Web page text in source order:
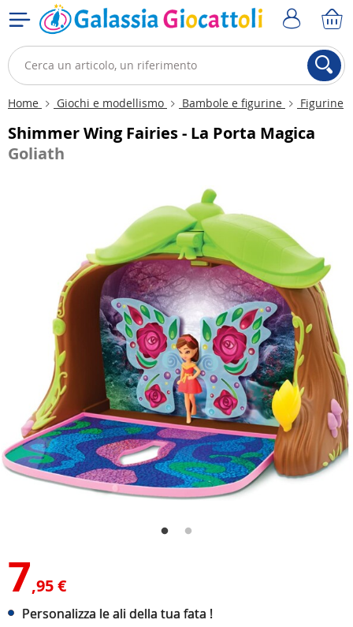
Home Giochi e modellismo Bambole e figurine Figurine
Shimmer Wing Fairies - La Porta Magica
Goliath
7,95 €
Personalizza le ali della tua fata !